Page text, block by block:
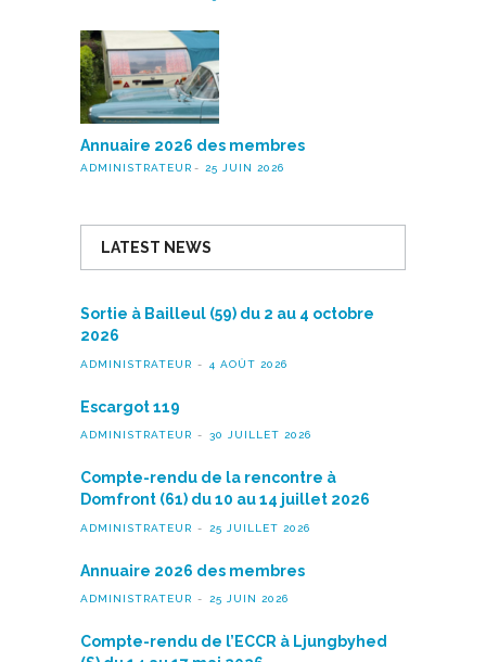
Annuaire 2026 des membres
ADMINISTRATEUR 25 JUIN 2026
LATEST NEWS
Sortie à Bailleul (59) du 2 au 4 octobre
2026
ADMINISTRATEUR 4 AOÛT 2026
Escargot 119
ADMINISTRATEUR 30 JUILLET 2026
Compte-rendu de la rencontre à
Domfront (61) du 10 au 14 juillet 2026
ADMINISTRATEUR 25 JUILLET 2026
Annuaire 2026 des membres
ADMINISTRATEUR 25 JUIN 2026
Compte-rendu de l’ECCR à Ljungbyhed